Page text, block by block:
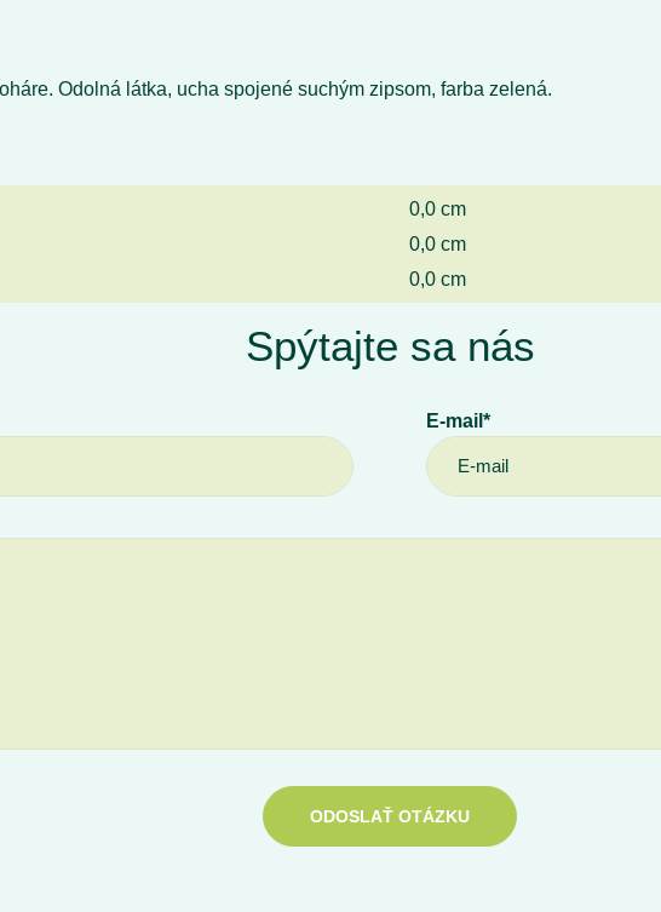
Odolná látka, ucha spojené suchým zipsom, farba zelená.
0,0 cm
0,0 cm
0,0 cm
Spýtajte sa nás
E-mail*
ODOSLAŤ OTÁZKU